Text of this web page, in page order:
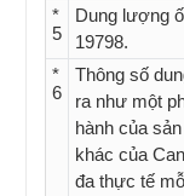
*
5
Dung lượng
19798.
*
6
Thông số
ra như một
hành của
khác của
đa thực tế